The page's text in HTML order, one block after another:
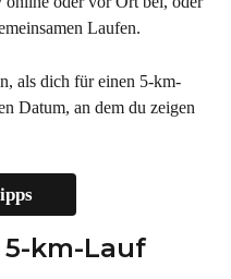
Laufen.
als dich für einen 5-km-
Datum, an dem du zeigen
km-Lauf